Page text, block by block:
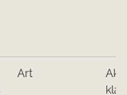
Art